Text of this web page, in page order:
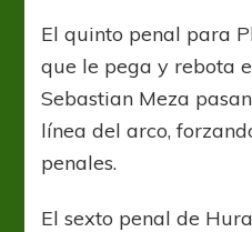
El quinto penal para
que le pega y rebota
Sebastian Meza
línea del arco,
penales.
El sexto penal de